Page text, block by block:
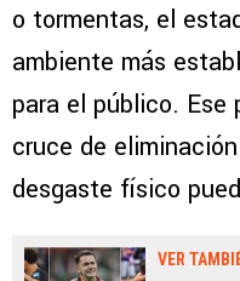
o tormentas, el
ambiente más
para el público. Ese
cruce de
desgaste físico
VER